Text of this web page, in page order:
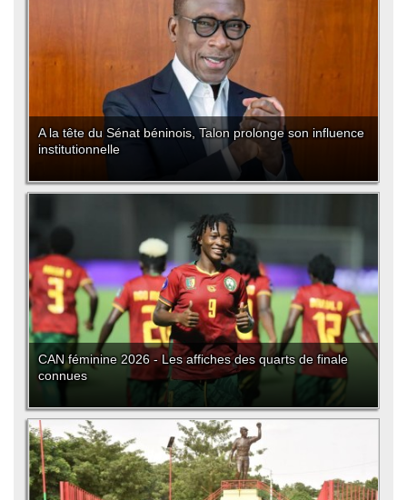
A la tête du Sénat béninois, Talon prolonge son influence
institutionnelle
CAN féminine 2026 - Les affiches des quarts de finale
connues